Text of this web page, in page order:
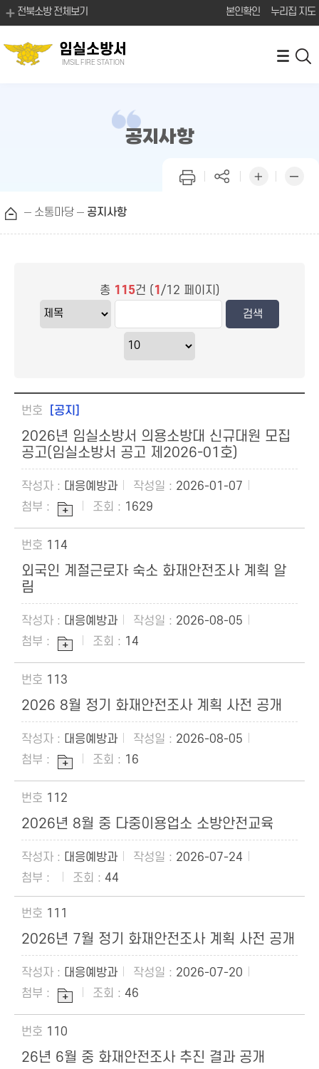
전북소방 전체보기 본인확인 누리집 지도
임실소방서
IMSIL FIRE STATION
공지사항
소통마당 공지사항
총 115건 ( 1 /12 페이지)
[공지]
2026년 임실소방서 의용소방대 신규대원 모집
공고(임실소방서 공고 제2026-01호)
대응예방과
2026-01-07
1629
114
외국인 계절근로자 숙소 화재안전조사 계획 알
림
대응예방과
2026-08-05
14
113
2026 8월 정기 화재안전조사 계획 사전 공개
대응예방과
2026-08-05
16
112
2026년 8월 중 다중이용업소 소방안전교육
대응예방과
2026-07-24
44
111
2026년 7월 정기 화재안전조사 계획 사전 공개
대응예방과
2026-07-20
46
110
26년 6월 중 화재안전조사 추진 결과 공개